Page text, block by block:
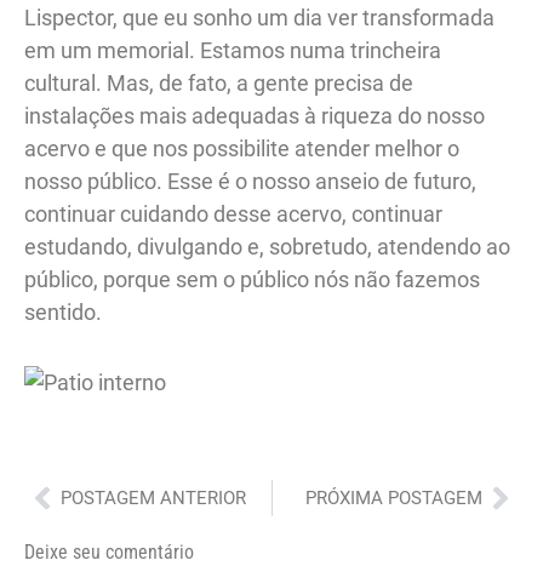
Lispector, que eu sonho um dia ver transformada
em um memorial. Estamos numa trincheira
cultural. Mas, de fato, a gente precisa de
instalações mais adequadas à riqueza do nosso
acervo e que nos possibilite atender melhor o
nosso público. Esse é o nosso anseio de futuro,
continuar cuidando desse acervo, continuar
estudando, divulgando e, sobretudo, atendendo ao
público, porque sem o público nós não fazemos
sentido.
Anterior
POSTAGEM ANTERIOR PRÓXIMA POSTAGEM
Deixe seu comentário